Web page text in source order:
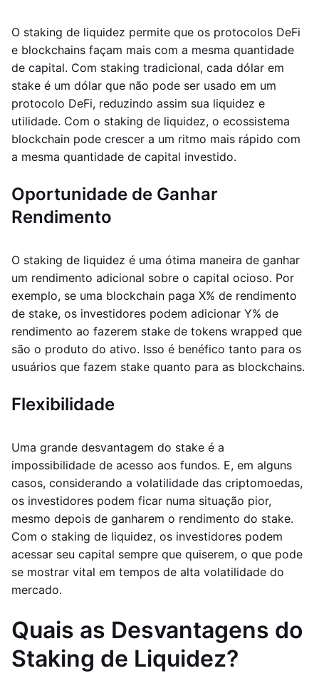
O staking de liquidez permite que os protocolos DeFi
e blockchains façam mais com a mesma quantidade
de capital. Com staking tradicional, cada dólar em
stake é um dólar que não pode ser usado em um
protocolo DeFi, reduzindo assim sua liquidez e
utilidade. Com o staking de liquidez, o ecossistema
blockchain pode crescer a um ritmo mais rápido com
a mesma quantidade de capital investido.
Oportunidade de Ganhar
Rendimento
O staking de liquidez é uma ótima maneira de ganhar
um rendimento adicional sobre o capital ocioso. Por
exemplo, se uma blockchain paga X% de rendimento
de stake, os investidores podem adicionar Y% de
rendimento ao fazerem stake de tokens wrapped que
são o produto do ativo. Isso é benéfico tanto para os
usuários que fazem stake quanto para as blockchains.
Flexibilidade
Uma grande desvantagem do stake é a
impossibilidade de acesso aos fundos. E, em alguns
casos, considerando a volatilidade das criptomoedas,
os investidores podem ficar numa situação pior,
mesmo depois de ganharem o rendimento do stake.
Com o staking de liquidez, os investidores podem
acessar seu capital sempre que quiserem, o que pode
se mostrar vital em tempos de alta volatilidade do
mercado.
Quais as Desvantagens do
Staking de Liquidez?